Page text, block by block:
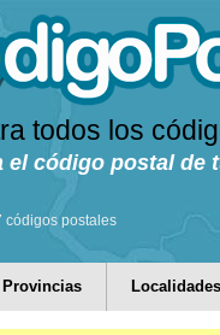
todos los
el código postal de
códigos postales
Provincias Localidades